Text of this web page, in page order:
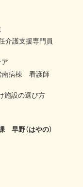
介護支援専門員
南病棟 看護師
施設の選び方
早野（はやの）